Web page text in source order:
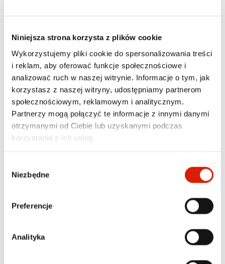
Niniejsza strona korzysta z plików cookie
Wykorzystujemy pliki cookie do spersonalizowania treści
i reklam, aby oferować funkcje społecznościowe i
analizować ruch w naszej witrynie. Informacje o tym, jak
korzystasz z naszej witryny, udostępniamy partnerom
społecznościowym, reklamowym i analitycznym.
Partnerzy mogą połączyć te informacje z innymi danymi
otrzymanymi od Ciebie lub uzyskanymi podczas
korzystania z ich usług.
zgody
Niezbędne
Preferencje
Analityka
ODPORNOŚĆ IP67
posiada klasę odporności IP67, co oznacza
całkowitą pyłoszczelność i ochronę przed
przez maksymalnie 30 minut. Możesz cieszyć się
muzyką na plaży, podczas deszczu czy w trudnych
osób aktywnych, które cenią sobie niezawodność i
wytrzymałość sprzętu.